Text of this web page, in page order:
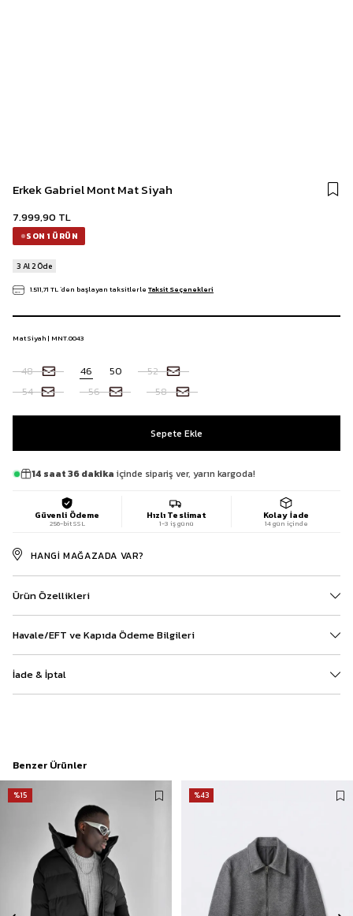
Erkek Gabriel Mont Mat Siyah
7.999,90 TL
SON 1 ÜRÜN
3 Al 2 Öde
1.511,71 TL`den başlayan taksitlerle Taksit Seçenekleri
Mat Siyah | MNT.0043
48 46 50
52
54
56 58
14 saat 36 dakika içinde sipariş ver, yarın kargoda!
Güvenli Ödeme
256-bit SSL
Hızlı Teslimat
1-3 iş günü
Kolay İade
14 gün içinde
HANGI MAĞAZADA VAR?
Ürün Özellikleri
Havale/EFT ve Kapıda Ödeme Bilgileri
İade & İptal
Benzer Ürünler
%15 %43